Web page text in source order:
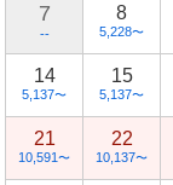
7
--
8
5,228〜
14
5,137〜
15
5,137〜
21
10,591〜
22
10,137〜